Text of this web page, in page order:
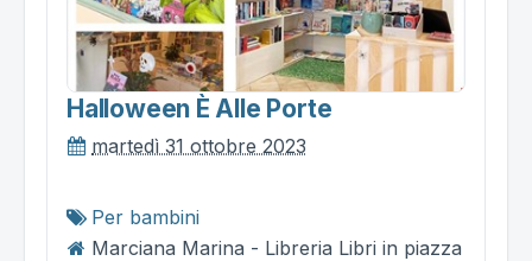
Halloween È Alle Porte
martedì 31 ottobre 2023
Per bambini
Marciana Marina - Libreria Libri in piazza